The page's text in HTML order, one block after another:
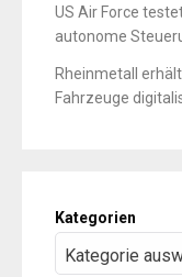
US Air Force
autonome
Rheinmetall
Fahrzeuge
Kategorien